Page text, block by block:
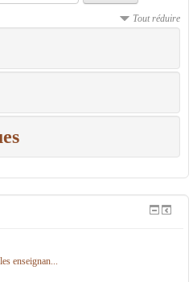
Tout réduire
enseignan...